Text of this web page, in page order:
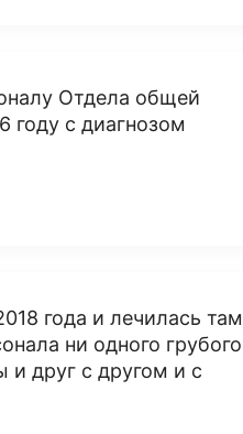
Отдела общей
году с диагнозом
года и лечилась там
ни одного грубого
и друг с другом и с